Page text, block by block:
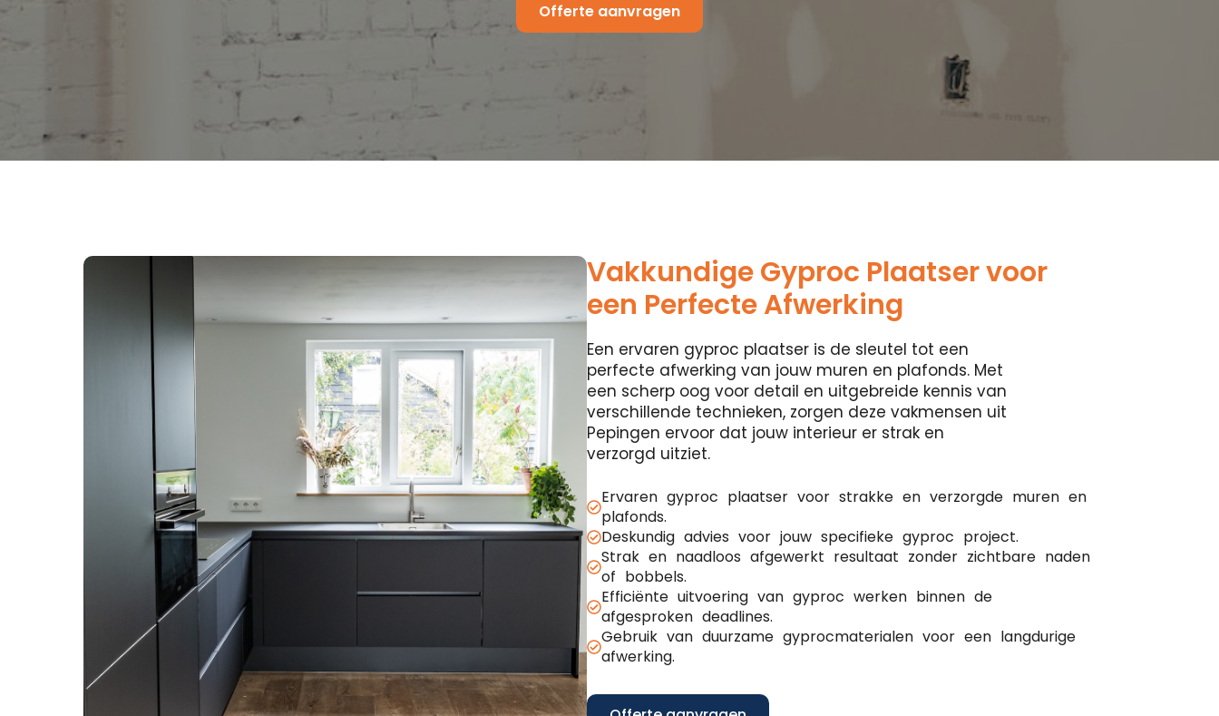
Offerte aanvragen
Vakkundige Gyproc Plaatser voor
een Perfecte Afwerking
Een ervaren gyproc plaatser is de sleutel tot een
perfecte afwerking van jouw muren en plafonds. Met
een scherp oog voor detail en uitgebreide kennis van
verschillende technieken, zorgen deze vakmensen uit
Pepingen ervoor dat jouw interieur er strak en
verzorgd uitziet.
Ervaren gyproc plaatser voor strakke en verzorgde muren en
plafonds.
Deskundig advies voor jouw specifieke gyproc project.
Strak en naadloos afgewerkt resultaat zonder zichtbare naden
of bobbels.
Efficiënte uitvoering van gyproc werken binnen de
afgesproken deadlines.
Gebruik van duurzame gyprocmaterialen voor een langdurige
afwerking.